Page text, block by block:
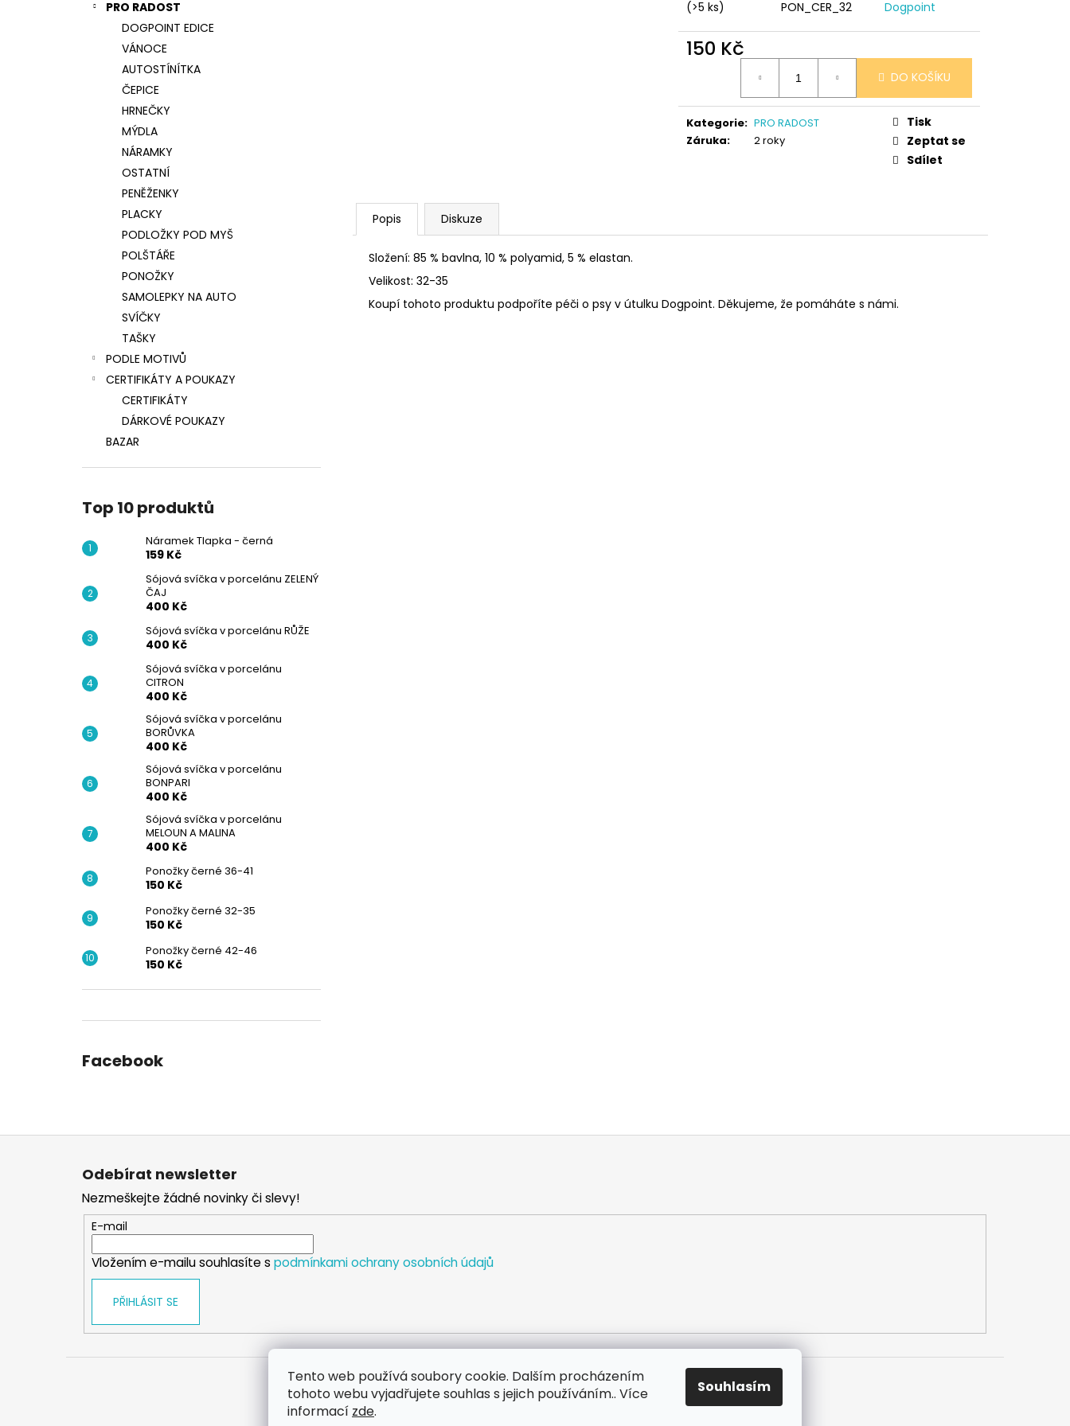
Tento web používá soubory cookie. Dalším procházením
tohoto webu vyjadřujete souhlas s jejich používáním.. Více
informací zde.
Souhlasím
PRO RADOST
DOGPOINT EDICE
VÁNOCE
AUTOSTÍNÍTKA
ČEPICE
HRNEČKY
MÝDLA
NÁRAMKY
OSTATNÍ
PENĚŽENKY
PLACKY
PODLOŽKY POD MYŠ
POLŠTÁŘE
PONOŽKY
SAMOLEPKY NA AUTO
SVÍČKY
TAŠKY
PODLE MOTIVŮ
CERTIFIKÁTY A POUKAZY
CERTIFIKÁTY
DÁRKOVÉ POUKAZY
BAZAR
Top 10 produktů
Náramek Tlapka - černá
159 Kč
Sójová svíčka v porcelánu ZELENÝ
ČAJ
400 Kč
Sójová svíčka v porcelánu RŮŽE
400 Kč
Sójová svíčka v porcelánu
CITRON
400 Kč
Sójová svíčka v porcelánu
BORŮVKA
400 Kč
Sójová svíčka v porcelánu
BONPARI
400 Kč
Sójová svíčka v porcelánu
MELOUN A MALINA
400 Kč
Ponožky černé 36-41
150 Kč
Ponožky černé 32-35
150 Kč
Ponožky černé 42-46
150 Kč
Facebook
(>5 ks)
PON_CER_32
Dogpoint
150 Kč
DO KOŠÍKU
Kategorie: PRO RADOST
Záruka: 2 roky
Tisk
Zeptat se
Sdílet
Popis Diskuze
Složení: 85 % bavlna, 10 % polyamid, 5 % elastan.
Velikost: 32-35
Koupí tohoto produktu podpoříte péči o psy v útulku Dogpoint. Děkujeme, že pomáháte s námi.
NÁRAMEK TLAPKA - ČERNÁ
159 Kč
SÓJOVÁ SVÍČKA V PORCELÁNU RŮŽE
Z
Odebírat newsletter
Nezmeškejte žádné novinky či slevy!
E-mail
Vložením e-mailu souhlasíte s podmínkami ochrany osobních údajů
PŘIHLÁSIT SE
WEB FACEBOOK INSTAGRAM YOUTUBE